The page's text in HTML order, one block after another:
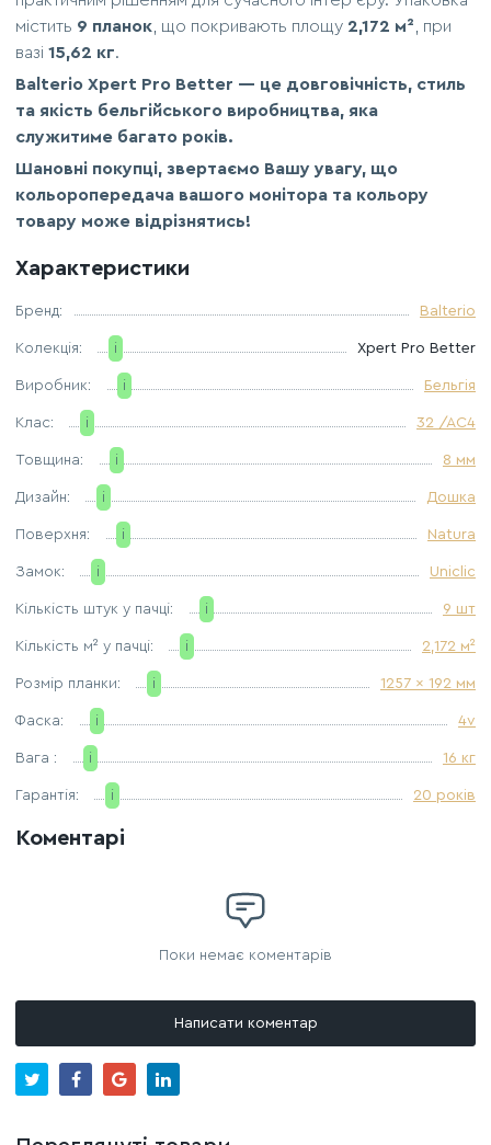
містить 9 планок , що покривають площу 2,172 м² , при
вазі 15,62 кг.
Balterio Xpert Pro Better — це довговічність, стиль
та якість бельгійського виробництва, яка
служитиме багато років.
Шановні покупці, звертаємо Вашу увагу, що
кольоропередача вашого монітора та кольору
товару може відрізнятись!
Характеристики
Бренд: Balterio
Колекція: i Xpert Pro Better
Виробник: i Бельгія
Клас: i 32 /AC4
Товщина: i 8 мм
Дизайн: i Дошка
Поверхня: i Natura
Замок: i Uniclic
Кількість штук у пачці: i 9 шт
Кількість м² у пачці: i 2,172 м²
Розмір планки: i 1257 x 192 мм
Фаска: i 4v
Вага : i 16 кг
Гарантія: i 20 років
Коментарі
Поки немає коментарів
Написати коментар